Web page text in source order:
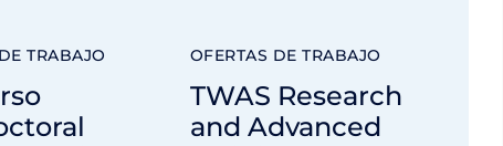
TRABAJO OFERTAS DE TRABAJO
TWAS Research
and Advanced